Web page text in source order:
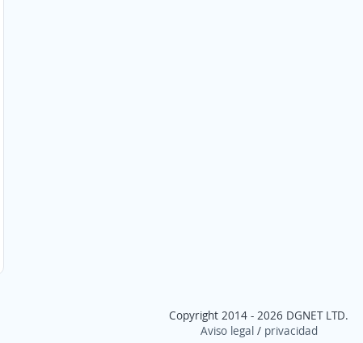
Copyright 2014 - 2026 DGNET LTD.
Aviso legal/ privacidad